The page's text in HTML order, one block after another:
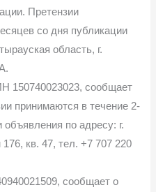
Претензии
со дня публикации
область, г.
150740023023, сообщает
принимаются в течение 2-
по адресу: г.
кв. 47, тел. +7 707 220
сообщает о